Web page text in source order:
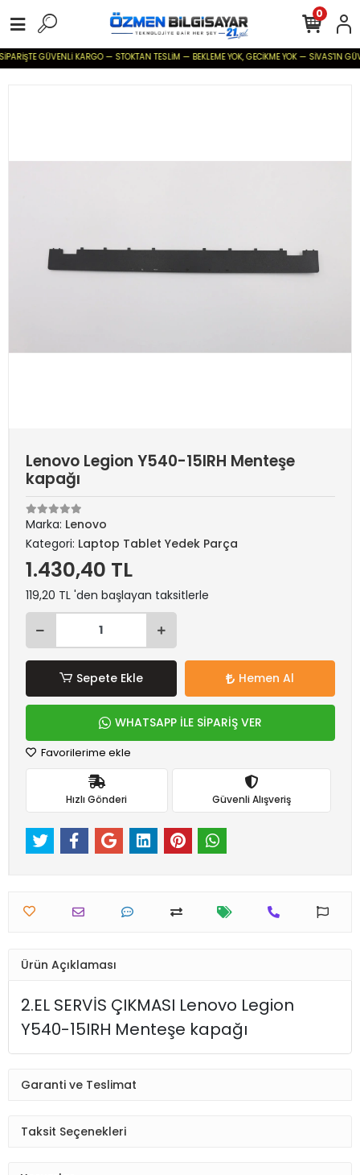
GÜVENLİ KARGO — STOKTAN TESLİM — BEKLEME YOK, GECİKME YOK — SİVAS'IN
0
Lenovo Legion Y540-15IRH Menteşe
kapağı
Marka: Lenovo
Kategori: Laptop Tablet Yedek Parça
1.430,40 TL
119,20 TL 'den başlayan taksitlerle
Sepete Ekle Hemen Al
WHATSAPP İLE SİPARİŞ VER
Favorilerime ekle
Hızlı Gönderi Güvenli Alışveriş
Ürün Açıklaması
2.EL SERVİS ÇIKMASI Lenovo Legion
Y540-15IRH Menteşe kapağı
Garanti ve Teslimat
Taksit Seçenekleri